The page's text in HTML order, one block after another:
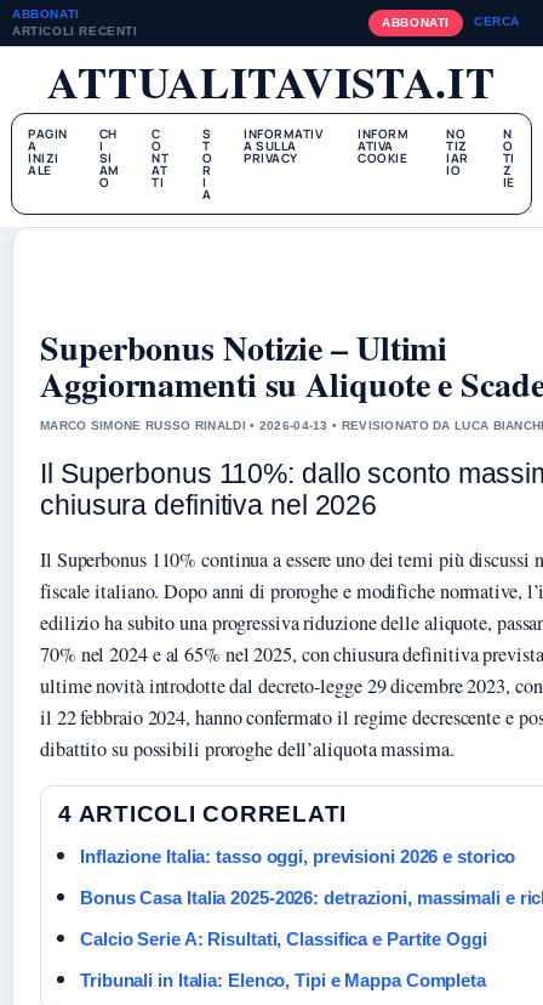
ABBONATI
ARTICOLI RECENTI
ABBONATI CERCA
ATTUALITAVISTA.IT
PAGIN
A
INIZI
ALE
CH
I
SI
AM
O
C
O
NT
AT
TI
S
T
O
R
I
A
INFORMATIV
A SULLA
PRIVACY
INFORM
ATIVA
COOKIE
NO
TIZ
IAR
IO
N
O
TI
Z
IE
Superbonus Notizie – Ultimi
Aggiornamenti su Aliquote e
MARCO SIMONE RUSSO RINALDI • 2026-04-13 • REVISIONATO DA LUCA
Il Superbonus 110%: dallo sconto
chiusura definitiva nel 2026
Il Superbonus 110% continua a essere uno dei temi più discussi
fiscale italiano. Dopo anni di proroghe e modifiche normative,
edilizio ha subito una progressiva riduzione delle aliquote,
70% nel 2024 e al 65% nel 2025, con chiusura definitiva
ultime novità introdotte dal decreto-legge 29 dicembre 2023,
il 22 febbraio 2024, hanno confermato il regime decrescente e
dibattito su possibili proroghe dell’aliquota massima.
4 ARTICOLI CORRELATI
Inflazione Italia: tasso oggi, previsioni 2026 e storico
Bonus Casa Italia 2025-2026: detrazioni, massimali e
Calcio Serie A: Risultati, Classifica e Partite Oggi
Tribunali in Italia: Elenco, Tipi e Mappa Completa